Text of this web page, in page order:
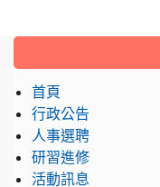
:::
首頁
行政公告
人事選聘
研習進修
活動訊息